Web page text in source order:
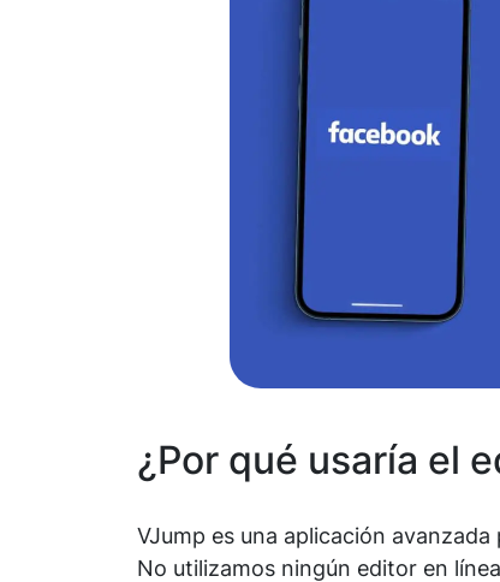
¿Por qué usaría el
VJump es una aplicación
No utilizamos ningún editor en